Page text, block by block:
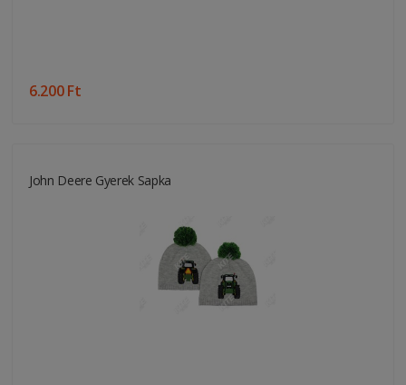
6.200 Ft
John Deere Gyerek Sapka